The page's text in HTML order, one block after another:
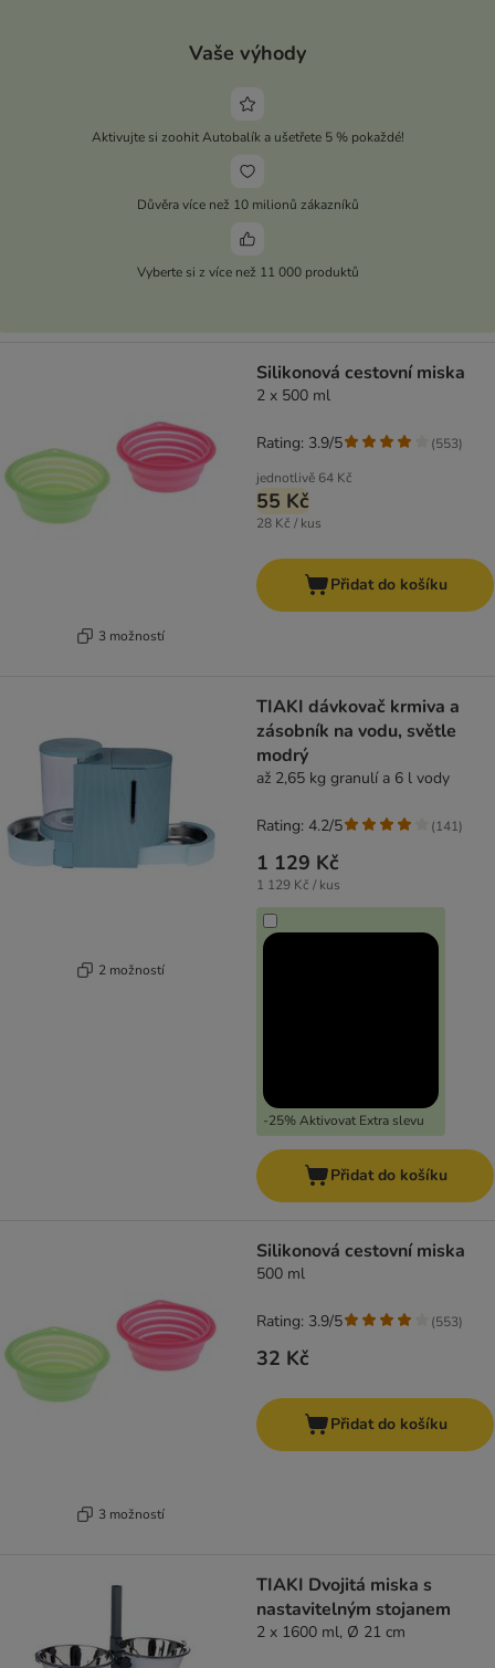
Vaše výhody
Aktivujte si zoohit Autobalík a ušetřete 5 % pokaždé!
Důvěra více než 10 milionů zákazníků
Vyberte si z více než 11 000 produktů
3 možností
Silikonová cestovní miska
2 x 500 ml
jednotlivě 64 Kč
55 Kč
28 Kč / kus
Rating: 3.9/5 (553)
Přidat do košíku
2 možností
TIAKI dávkovač krmiva a
zásobník na vodu, světle
modrý
až 2,65 kg granulí a 6 l vody
1 129 Kč
1 129 Kč / kus
-25% Aktivovat Extra slevu
Rating: 4.2/5 (141)
Přidat do košíku
3 možností
Silikonová cestovní miska
500 ml
32 Kč
Rating: 3.9/5 (553)
Přidat do košíku
TIAKI Dvojitá miska s
nastavitelným stojanem
2 x 1600 ml, Ø 21 cm